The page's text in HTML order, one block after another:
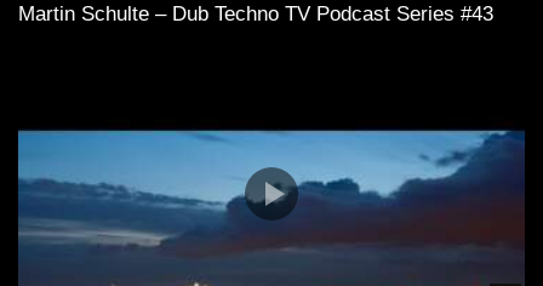
Martin Schulte – Dub Techno TV Podcast Series #43